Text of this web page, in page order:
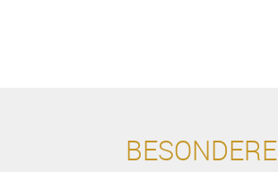
BESONDERE